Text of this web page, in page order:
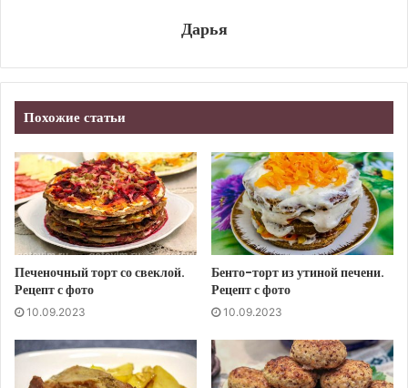
Дарья
Похожие статьи
Печеночный торт со свеклой.
Рецепт с фото
10.09.2023
Бенто-торт из утиной печени.
Рецепт с фото
10.09.2023